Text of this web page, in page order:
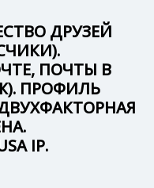
ДРУЗЕЙ
ПОЧТЫ В
ПРОФИЛЬ
IP.